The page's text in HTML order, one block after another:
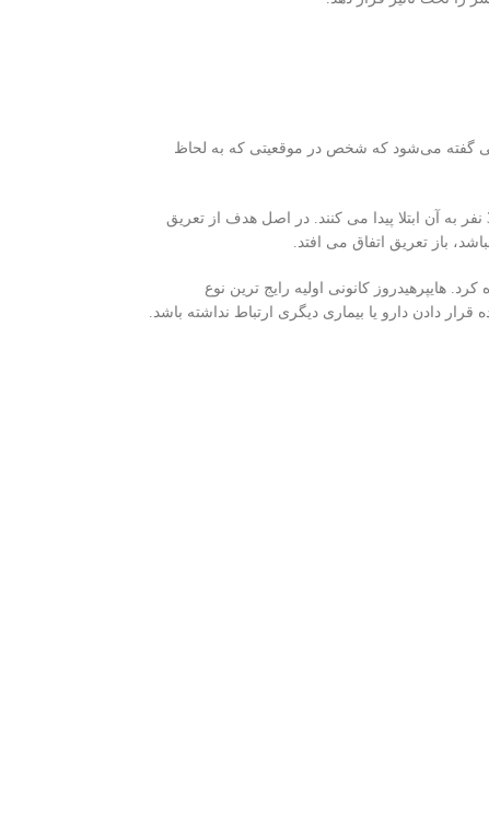
گفته می‌شود که شخص در موقعیتی که به لحاظ
این بیماری، مشکلی به نسبت مرسوم است و بر اساس آمار می توان گفت که در هر ۱۰۰ نفر، حدود 3 نفر به آن ابتلا پیدا می کنند. در اصل هدف از تعریق
باز تعریق اتفاق می افتد.
کرد. هایپرهیدروز کانونی اولیه رایج ترین نوع
دادن دارو یا بیماری دیگری ارتباط نداشته باشد.